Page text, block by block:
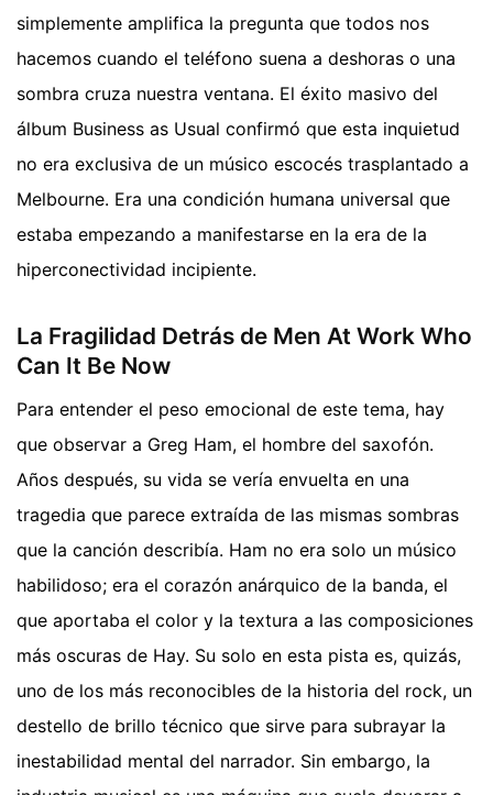
simplemente amplifica la pregunta que todos nos
hacemos cuando el teléfono suena a deshoras o una
sombra cruza nuestra ventana. El éxito masivo del
álbum Business as Usual confirmó que esta inquietud
no era exclusiva de un músico escocés trasplantado a
Melbourne. Era una condición humana universal que
estaba empezando a manifestarse en la era de la
hiperconectividad incipiente.
La Fragilidad Detrás de Men At Work Who
Can It Be Now
Para entender el peso emocional de este tema, hay
que observar a Greg Ham, el hombre del saxofón.
Años después, su vida se vería envuelta en una
tragedia que parece extraída de las mismas sombras
que la canción describía. Ham no era solo un músico
habilidoso; era el corazón anárquico de la banda, el
que aportaba el color y la textura a las composiciones
más oscuras de Hay. Su solo en esta pista es, quizás,
uno de los más reconocibles de la historia del rock, un
destello de brillo técnico que sirve para subrayar la
inestabilidad mental del narrador. Sin embargo, la